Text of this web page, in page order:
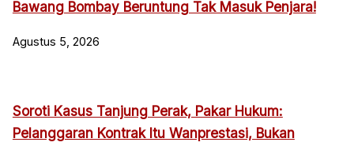
Bawang Bombay Beruntung Tak Masuk Penjara!
Agustus 5, 2026
Soroti Kasus Tanjung Perak, Pakar Hukum:
Pelanggaran Kontrak Itu Wanprestasi, Bukan